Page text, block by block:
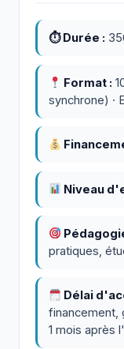
⏱ Durée :
Format :
synchrone) ·
Niveau
pratiques,
Délai
financement,
1 mois après